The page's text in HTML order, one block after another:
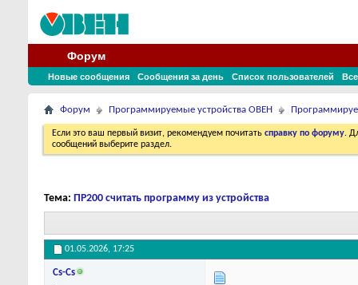
Форум
Новые сообщения Сообщения за день Список пользователей
Форум Программируемые устройства ОВЕН
Если это ваш первый визит, рекомендуем почитать справку по форуму.
сообщений выберите раздел.
Тема: ПР200 считать программу из устройства
01.05.2026, 17:25
Cs-Cs